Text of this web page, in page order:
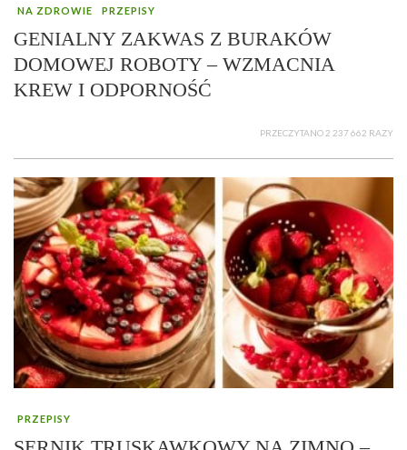
NA ZDROWIE PRZEPISY
GENIALNY ZAKWAS Z BURAKÓW
DOMOWEJ ROBOTY – WZMACNIA
KREW I ODPORNOŚĆ
PRZECZYTANO 2 237 662 RAZY
PRZEPISY